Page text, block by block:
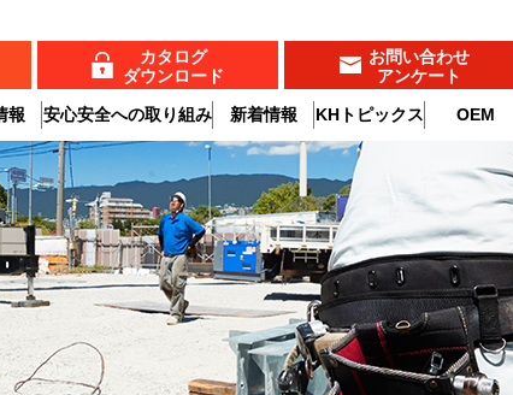
カタログ
ダウンロード
お問い合わせ
アンケート
報 安心安全への取り組み 新着情報 KHトピックス OEM